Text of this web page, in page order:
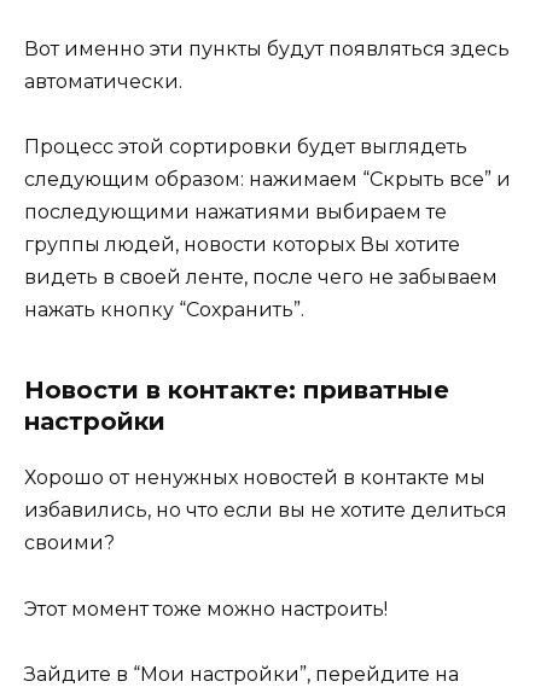
Вот именно эти пункты будут появляться здесь
автоматически.
Процесс этой сортировки будет выглядеть
следующим образом: нажимаем “Скрыть все” и
последующими нажатиями выбираем те
группы людей, новости которых Вы хотите
видеть в своей ленте, после чего не забываем
нажать кнопку “Сохранить”.
Новости в контакте: приватные
настройки
Хорошо от ненужных новостей в контакте мы
избавились, но что если вы не хотите делиться
своими?
Этот момент тоже можно настроить!
Зайдите в “Мои настройки”, перейдите на